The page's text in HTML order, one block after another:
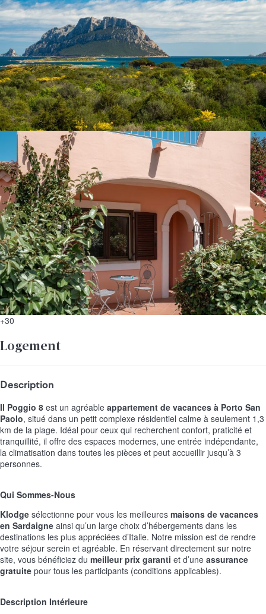
+30
Logement
Description
Il Poggio 8 est un agréable appartement de vacances à Porto San
Paolo, situé dans un petit complexe résidentiel calme à seulement 1,3
km de la plage. Idéal pour ceux qui recherchent confort, praticité et
tranquillité, il offre des espaces modernes, une entrée indépendante,
la climatisation dans toutes les pièces et peut accueillir jusqu’à 3
personnes.
Qui Sommes-Nous
Klodge sélectionne pour vous les meilleures maisons de vacances
en Sardaigne ainsi qu’un large choix d’hébergements dans les
destinations les plus appréciées d’Italie. Notre mission est de rendre
votre séjour serein et agréable. En réservant directement sur notre
site, vous bénéficiez du meilleur prix garanti et d’une assurance
gratuite pour tous les participants (conditions applicables).
Description Intérieure